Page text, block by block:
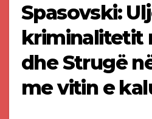
Spasovski:
kriminalitetit
dhe Strugë
me vitin e